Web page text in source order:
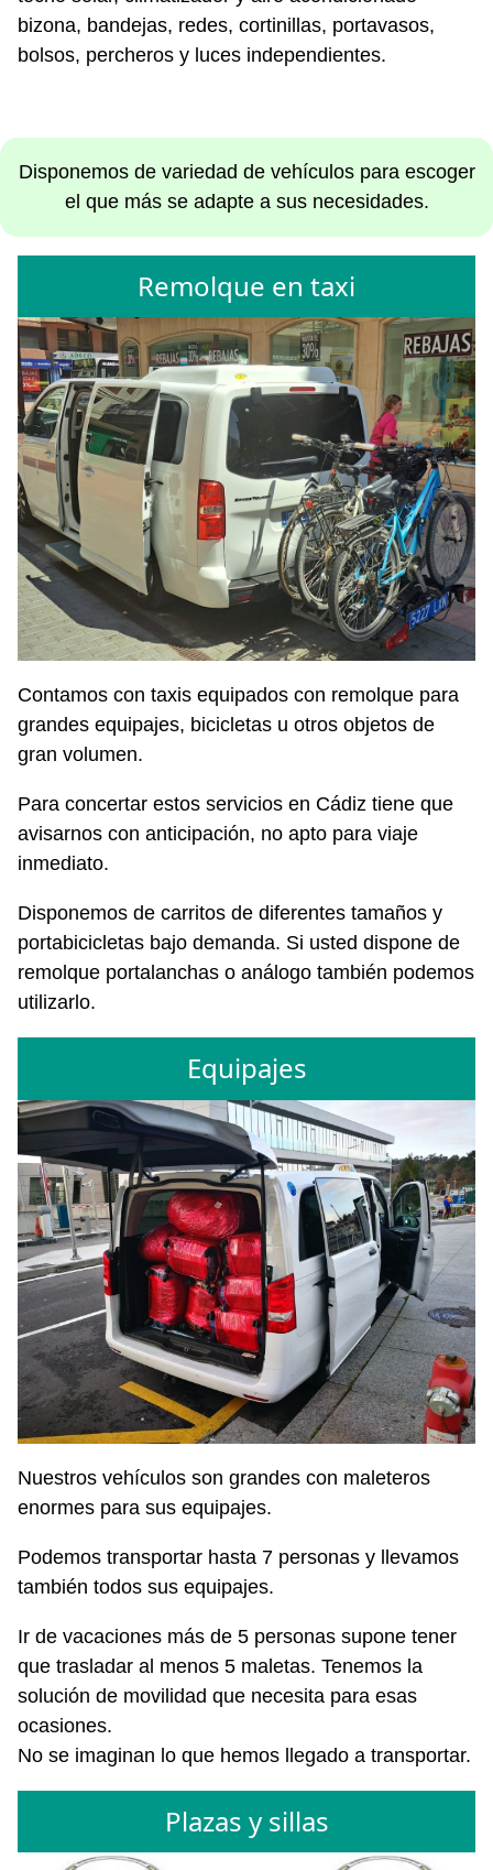
bizona, bandejas, redes, cortinillas, portavasos,
bolsos, percheros y luces independientes.
Disponemos de variedad de vehículos para escoger
el que más se adapte a sus necesidades.
Remolque en taxi
Contamos con taxis equipados con remolque para
grandes equipajes, bicicletas u otros objetos de
gran volumen.
Para concertar estos servicios en Cádiz tiene que
avisarnos con anticipación, no apto para viaje
inmediato.
Disponemos de carritos de diferentes tamaños y
portabicicletas bajo demanda. Si usted dispone de
remolque portalanchas o análogo también podemos
utilizarlo.
Equipajes
Nuestros vehículos son grandes con maleteros
enormes para sus equipajes.
Podemos transportar hasta 7 personas y llevamos
también todos sus equipajes.
Ir de vacaciones más de 5 personas supone tener
que trasladar al menos 5 maletas. Tenemos la
solución de movilidad que necesita para esas
ocasiones.
No se imaginan lo que hemos llegado a transportar.
Plazas y sillas